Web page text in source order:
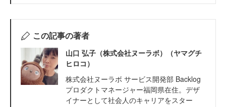
この記事の著者
山口 弘子（株式会社ヌーラボ）（ヤマグチ
ヒロコ）
株式会社ヌーラボ サービス開発部 Backlog
プロダクトマネージャー福岡県在住。デザ
イナーとして社会人のキャリアをスター